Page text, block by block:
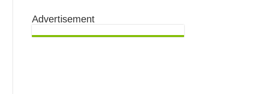
Advertisement